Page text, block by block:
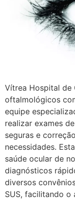
Vítrea Hospital de
oftalmológicos
equipe
realizar exames
seguras e
necessidades.
saúde ocular de
diagnósticos
diversos
SUS, facilitando o